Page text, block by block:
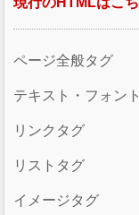
ページ全般タグ
テキスト・フォン
リンクタグ
リストタグ
イメージタグ